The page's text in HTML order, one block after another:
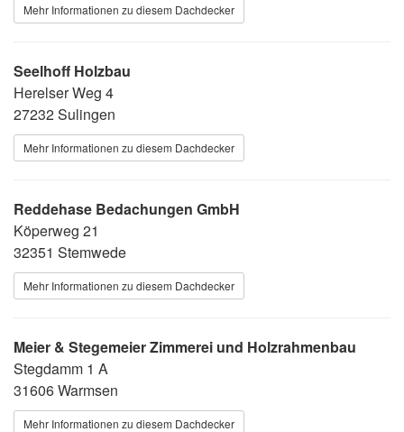
Mehr Informationen zu diesem Dachdecker
Seelhoff Holzbau
Herelser Weg 4
27232 Sulingen
Mehr Informationen zu diesem Dachdecker
Reddehase Bedachungen GmbH
Köperweg 21
32351 Stemwede
Mehr Informationen zu diesem Dachdecker
Meier & Stegemeier Zimmerei und Holzrahmenbau
Stegdamm 1 A
31606 Warmsen
Mehr Informationen zu diesem Dachdecker